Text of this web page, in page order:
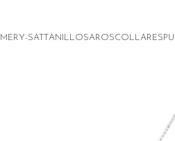
MERY-SATTANILLOSAROSCOLLARES